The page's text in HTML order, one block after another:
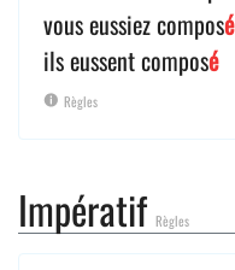
vous eussiez composé
ils eussent composé
Règles
Impératif Règles